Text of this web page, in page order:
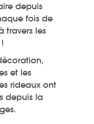
depuis
fois de
travers les
et les
rideaux ont
depuis la